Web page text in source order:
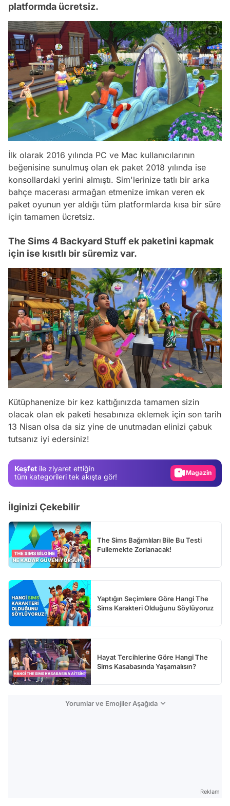
platformda ücretsiz.
İlk olarak 2016 yılında PC ve Mac kullanıcılarının
beğenisine sunulmuş olan ek paket 2018 yılında ise
konsollardaki yerini almıştı. Sim'lerinize tatlı bir arka
bahçe macerası armağan etmenize imkan veren ek
paket oyunun yer aldığı tüm platformlarda kısa bir süre
için tamamen ücretsiz.
The Sims 4 Backyard Stuff ek paketini kapmak
için ise kısıtlı bir süremiz var.
Kütüphanenize bir kez kattığınızda tamamen sizin
olacak olan ek paketi hesabınıza eklemek için son tarih
13 Nisan olsa da siz yine de unutmadan elinizi çabuk
tutsanız iyi edersiniz!
Keşfet ile ziyaret ettiğin
tüm kategorileri tek akışta gör!
Video
Magazin
İlginizi Çekebilir
The Sims Bağımlıları Bile Bu Testi
Fullemekte Zorlanacak!
Yaptığın Seçimlere Göre Hangi The
Sims Karakteri Olduğunu Söylüyoruz
Hayat Tercihlerine Göre Hangi The
Sims Kasabasında Yaşamalısın?
Yorumlar ve Emojiler Aşağıda
Reklam